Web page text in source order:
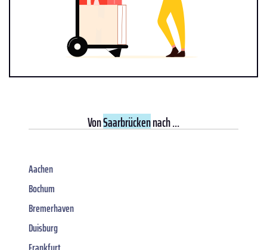
VonSaarbrückennach ...
Aachen
Bochum
Bremerhaven
Duisburg